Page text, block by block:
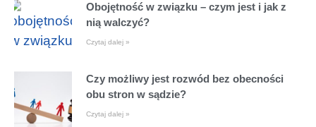
Obojętność w związku – czym jest i jak z
nią walczyć?
Czytaj dalej »
Czy możliwy jest rozwód bez obecności
obu stron w sądzie?
Czytaj dalej »